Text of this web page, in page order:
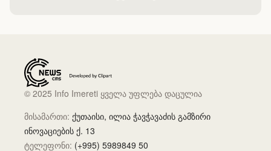
© 2025 Info Imereti ყველა უფლება დაცულია
მისამართი: ქუთაისი, ილია ჭავჭავაძის გამზირი
ინოვაციების ქ. 13
ტელეფონი: (+995) 5989849 50